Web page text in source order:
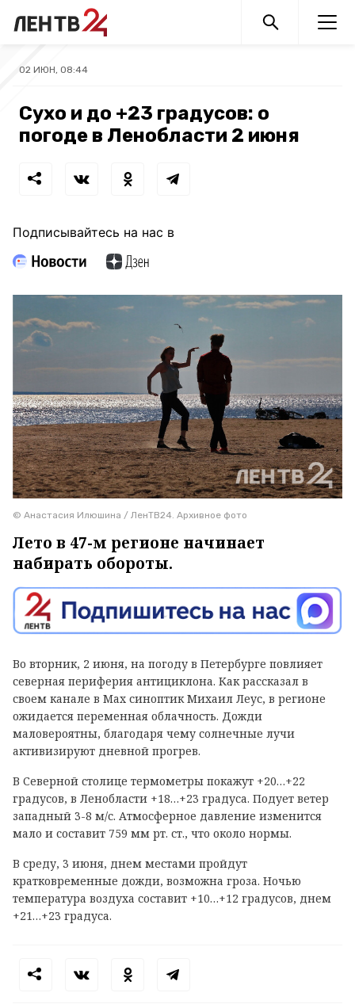
02 ИЮН, 08:44
Сухо и до +23 градусов: о
погоде в Ленобласти 2 июня
Подписывайтесь на нас в
© Анастасия Илюшина / ЛенТВ24. Архивное фото
Лето в 47-м регионе начинает
набирать обороты.
Во вторник, 2 июня, на погоду в Петербурге повлияет
северная периферия антициклона. Как рассказал в
своем канале в Max синоптик Михаил Леус, в регионе
ожидается переменная облачность. Дожди
маловероятны, благодаря чему солнечные лучи
активизируют дневной прогрев.
В Северной столице термометры покажут +20…+22
градусов, в Ленобласти +18…+23 градуса. Подует ветер
западный 3-8 м/с. Атмосферное давление изменится
мало и составит 759 мм рт. ст., что около нормы.
В среду, 3 июня, днем местами пройдут
кратковременные дожди, возможна гроза. Ночью
температура воздуха составит +10…+12 градусов, днем
+21…+23 градуса.